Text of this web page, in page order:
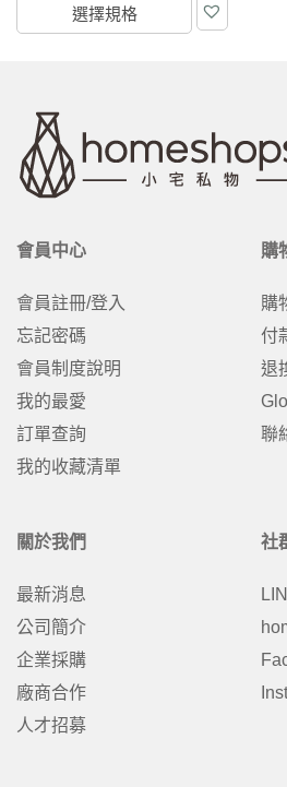
選擇規格
會員中心
會員註冊/登入
忘記密碼
會員制度說明
我的最愛
訂單查詢
我的收藏清單
購
購
付
退
聯
關於我們
最新消息
公司簡介
企業採購
廠商合作
人才招募
社